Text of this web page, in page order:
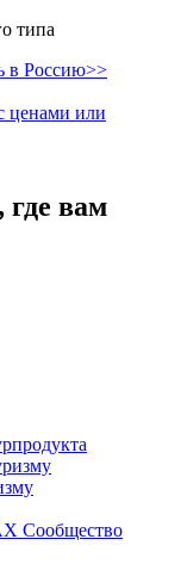
типа
в Россию>>
ценами или
где вам
Сообщество